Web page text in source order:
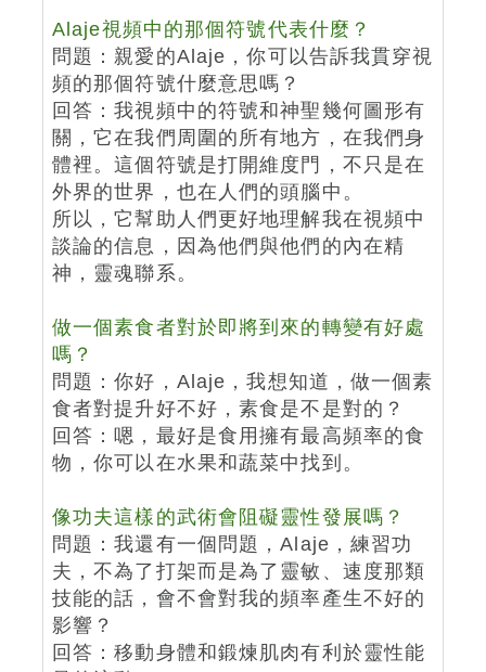
Alaje視頻中的那個符號代表什麼？
問題：親愛的Alaje，你可以告訴我貫穿視
頻的那個符號什麼意思嗎？
回答：我視頻中的符號和神聖幾何圖形有
關，它在我們周圍的所有地方，在我們身
體裡。這個符號是打開維度門，不只是在
外界的世界，也在人們的頭腦中。
所以，它幫助人們更好地理解我在視頻中
談論的信息，因為他們與他們的內在精
神，靈魂聯系。
做一個素食者對於即將到來的轉變有好處
嗎？
問題：你好，Alaje，我想知道，做一個素
食者對提升好不好，素食是不是對的？
回答：嗯，最好是食用擁有最高頻率的食
物，你可以在水果和蔬菜中找到。
像功夫這樣的武術會阻礙靈性發展嗎？
問題：我還有一個問題，Alaje，練習功
夫，不為了打架而是為了靈敏、速度那類
技能的話，會不會對我的頻率產生不好的
影響？
回答：移動身體和鍛煉肌肉有利於靈性能